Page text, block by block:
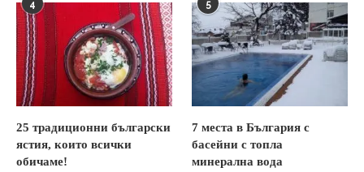
4
25 традиционни български
ястия, които всички
обичаме!
5
7 места в България с
басейни с топла
минерална вода